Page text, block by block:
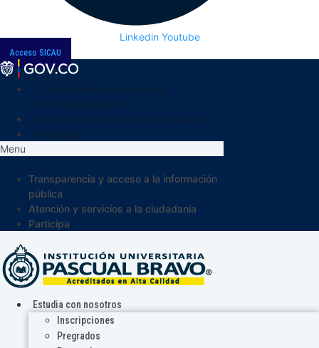
Linkedin Youtube
Acceso SICAU
Menu
Transparencia y acceso a la información
pública
Atención y servicios a la ciudadanía
Participa
Estudia con nosotros
Inscripciones
Pregrados